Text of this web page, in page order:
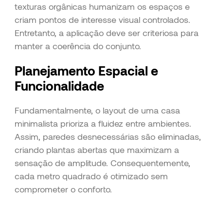
texturas orgânicas humanizam os espaços e
criam pontos de interesse visual controlados.
Entretanto, a aplicação deve ser criteriosa para
manter a coerência do conjunto.
Planejamento Espacial e
Funcionalidade
Fundamentalmente, o layout de uma casa
minimalista prioriza a fluidez entre ambientes.
Assim, paredes desnecessárias são eliminadas,
criando plantas abertas que maximizam a
sensação de amplitude. Consequentemente,
cada metro quadrado é otimizado sem
comprometer o conforto.